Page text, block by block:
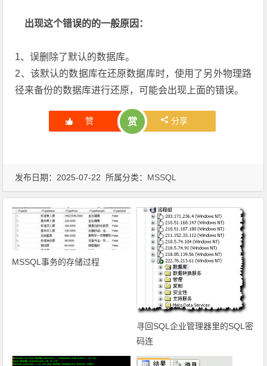
出现这个错误的的一般原因：
1、误删除了默认的数据库。
2、该默认的数据库在还原数据库时，使用了另外物理路
径来备份的数据库进行还原，可能会出现上面的错误。
赞 赏 分享
发布日期：2025-07-22 所属分类： MSSQL
MSSQL事务的存储过程
寻回SQL企业管理器里的SQL密
码连